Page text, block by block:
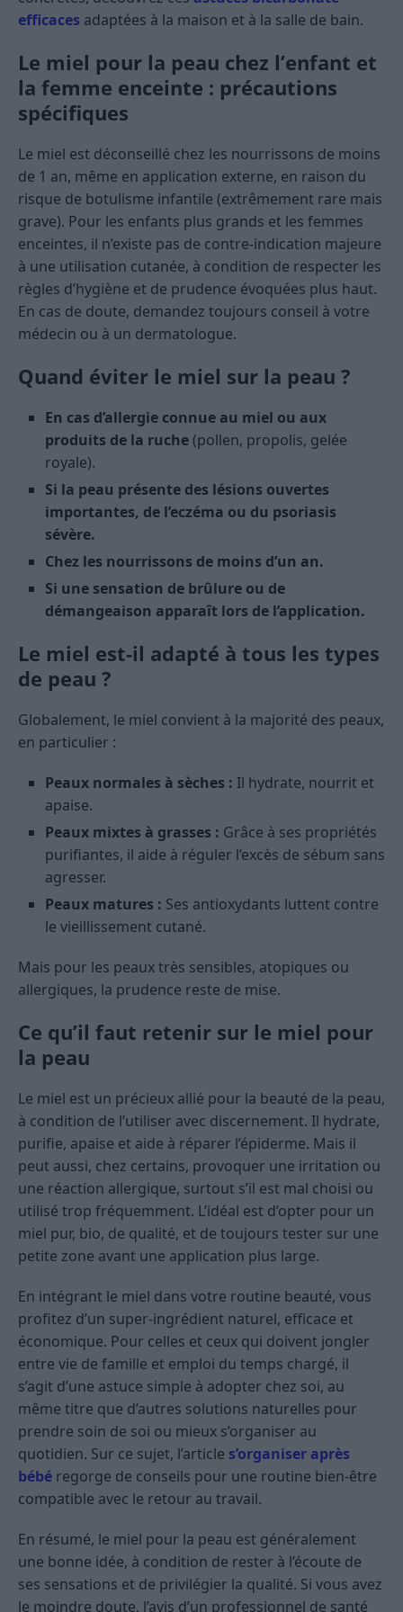
efficaces adaptées à la maison et à la salle de bain.
Le miel pour la peau chez l’enfant et
la femme enceinte : précautions
spécifiques
Le miel est déconseillé chez les nourrissons de moins
de 1 an, même en application externe, en raison du
risque de botulisme infantile (extrêmement rare mais
grave). Pour les enfants plus grands et les femmes
enceintes, il n’existe pas de contre-indication majeure
à une utilisation cutanée, à condition de respecter les
règles d’hygiène et de prudence évoquées plus haut.
En cas de doute, demandez toujours conseil à votre
médecin ou à un dermatologue.
Quand éviter le miel sur la peau ?
En cas d’allergie connue au miel ou aux
produits de la ruche (pollen, propolis, gelée
royale).
Si la peau présente des lésions ouvertes
importantes, de l’eczéma ou du psoriasis
sévère.
Chez les nourrissons de moins d’un an.
Si une sensation de brûlure ou de
démangeaison apparaît lors de l’application.
Le miel est-il adapté à tous les types
de peau ?
Globalement, le miel convient à la majorité des peaux,
en particulier :
Peaux normales à sèches : Il hydrate, nourrit et
apaise.
Peaux mixtes à grasses : Grâce à ses propriétés
purifiantes, il aide à réguler l’excès de sébum sans
agresser.
Peaux matures : Ses antioxydants luttent contre
le vieillissement cutané.
Mais pour les peaux très sensibles, atopiques ou
allergiques, la prudence reste de mise.
Ce qu’il faut retenir sur le miel pour
la peau
Le miel est un précieux allié pour la beauté de la peau,
à condition de l’utiliser avec discernement. Il hydrate,
purifie, apaise et aide à réparer l’épiderme. Mais il
peut aussi, chez certains, provoquer une irritation ou
une réaction allergique, surtout s’il est mal choisi ou
utilisé trop fréquemment. L’idéal est d’opter pour un
miel pur, bio, de qualité, et de toujours tester sur une
petite zone avant une application plus large.
En intégrant le miel dans votre routine beauté, vous
profitez d’un super-ingrédient naturel, efficace et
économique. Pour celles et ceux qui doivent jongler
entre vie de famille et emploi du temps chargé, il
s’agit d’une astuce simple à adopter chez soi, au
même titre que d’autres solutions naturelles pour
prendre soin de soi ou mieux s’organiser au
quotidien. Sur ce sujet, l’article s’organiser après
bébé regorge de conseils pour une routine bien-être
compatible avec le retour au travail.
En résumé, le miel pour la peau est généralement
une bonne idée, à condition de rester à l’écoute de
ses sensations et de privilégier la qualité. Si vous avez
le moindre doute, l’avis d’un professionnel de santé